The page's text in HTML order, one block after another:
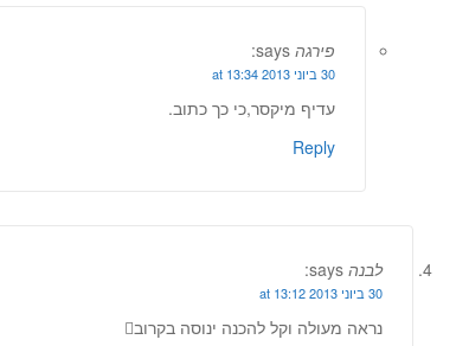
פירגה says:
30 ביוני 2013 at 13:34
עדיף מיקסר,כי כך כתוב.
Reply
לבנה says:
30 ביוני 2013 at 13:12
נראה מעולה וקל להכנה ינוסה בקרוב